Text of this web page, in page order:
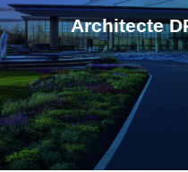
Architecte